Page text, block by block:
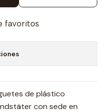
favoritos
de plástico
con sede en